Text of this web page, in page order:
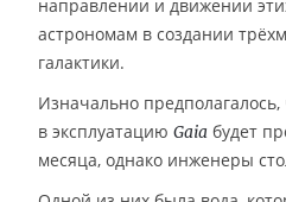
направлении и движении
астрономам в создании
галактики.
Изначально предполагалось,
в эксплуатацию Gaia будет
месяца, однако инженеры